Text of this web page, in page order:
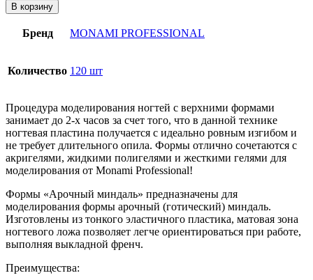
В корзину
Бренд MONAMI PROFESSIONAL
Количество 120 шт
Процедура моделирования ногтей с верхними формами
занимает до 2-х часов за счет того, что в данной технике
ногтевая пластина получается с идеально ровным изгибом и
не требует длительного опила. Формы отлично сочетаются с
акригелями, жидкими полигелями и жесткими гелями для
моделирования от Monami Professional!
Формы «Арочный миндаль» предназначены для
моделирования формы арочный (готический) миндаль.
Изготовлены из тонкого эластичного пластика, матовая зона
ногтевого ложа позволяет легче ориентироваться при работе,
выполняя выкладной френч.
Преимущества: